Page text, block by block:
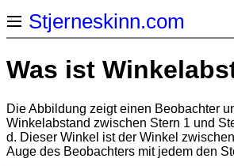
Stjerneskinn.com
Was ist
Die Abbildung zeigt einen Beobachter
Winkelabstand zwischen Stern 1 und
d. Dieser Winkel ist der Winkel
Auge des Beobachters mit jedem den